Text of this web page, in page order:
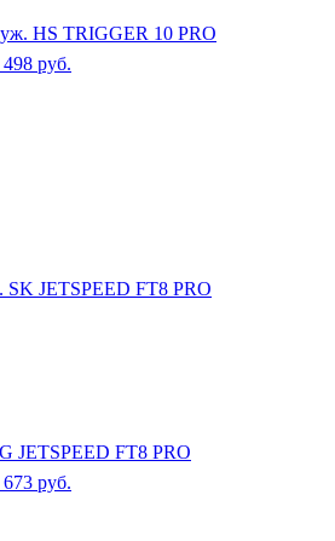
HS TRIGGER 10 PRO
498 руб.
JETSPEED FT8 PRO
JETSPEED FT8 PRO
673 руб.